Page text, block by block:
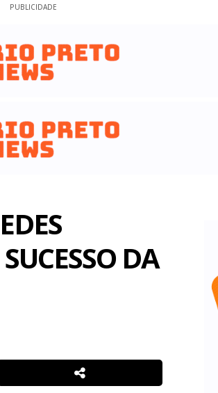
PUBLICIDADE
DA